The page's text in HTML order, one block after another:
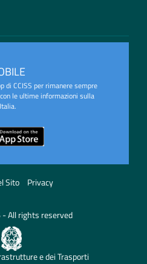
di CCISS per rimanere sempre
le ultime informazioni sulla
Sito Privacy
- All rights reserved
e dei Trasporti